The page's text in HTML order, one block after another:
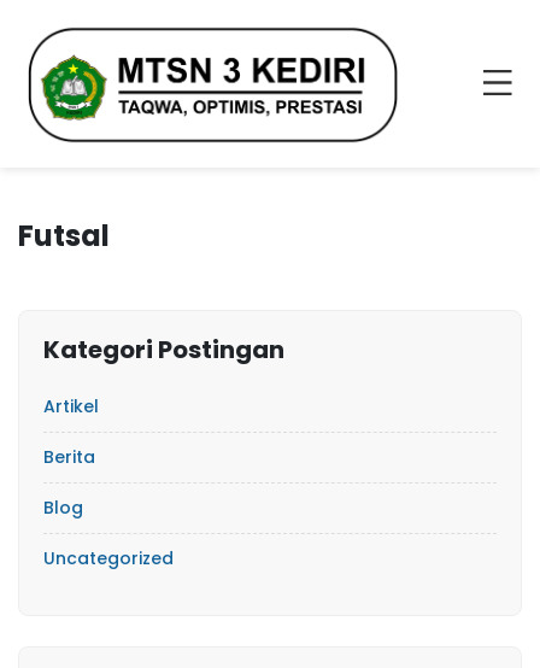
Futsal
Kategori Postingan
Artikel
Berita
Blog
Uncategorized